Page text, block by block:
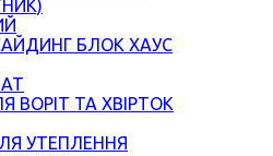
БЛОК ХАУС
ВОРІТ ТА ХВІРТОК
УТЕПЛЕННЯ